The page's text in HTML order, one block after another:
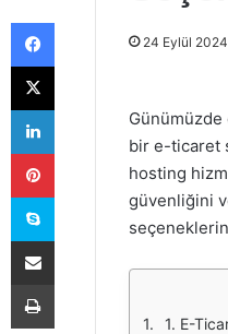
24 Eylül 2024
Günümüzde
bir e-ticaret
hosting
güvenliğini
1. E-
Facebook
X
LinkedIn
Pinterest
Skype
E-Posta ile paylaş